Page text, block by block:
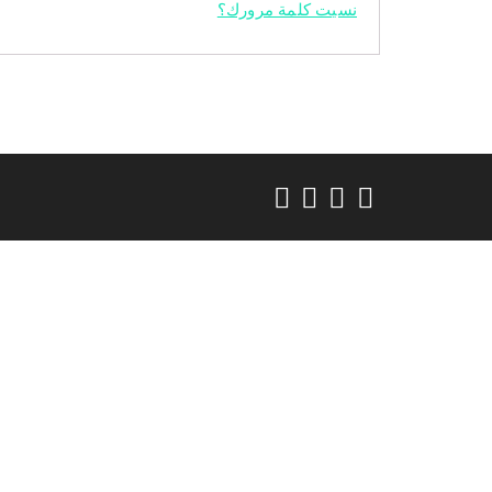
نسيت كلمة مرورك؟